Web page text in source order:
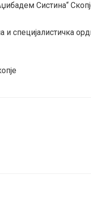
Систина“
специјалистичка